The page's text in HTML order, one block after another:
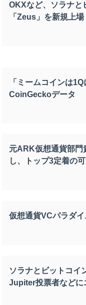
OKXなど、ソラナと
「Zeus」を新規上場
「ミームコインは
CoinGeckoデータ
元ARK仮想通貨部門
し、トップ3定着の可
仮想通貨VCパラダ
ソラナとビットコイ
Jupiter投票者などに